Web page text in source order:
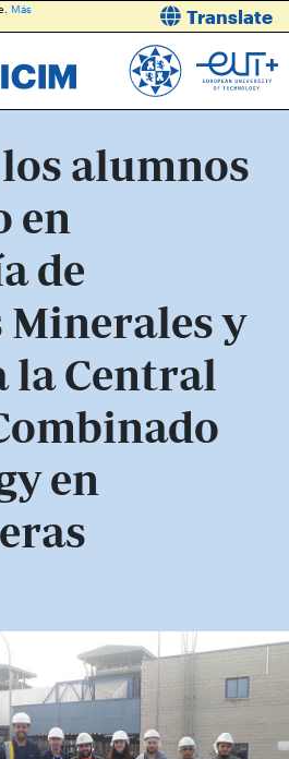
Más
Translate
alumnos
en
de
Minerales y
la Central
en